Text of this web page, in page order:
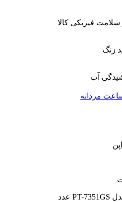
سلامت فیزیکی کالا
زنگ
آب
مردانه